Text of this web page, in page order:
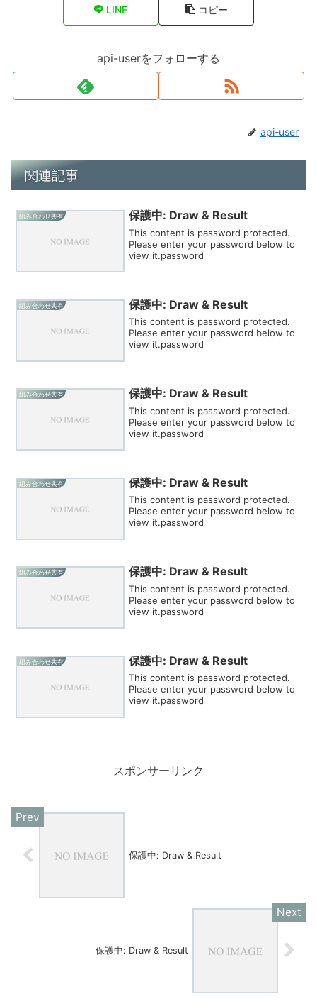
LINE コピー
api-userをフォローする
api-user
関連記事
組み合わせ共有 保護中: Draw & Result
This content is password protected.
Please enter your password below to
view it.password
組み合わせ共有 保護中: Draw & Result
This content is password protected.
Please enter your password below to
view it.password
組み合わせ共有 保護中: Draw & Result
This content is password protected.
Please enter your password below to
view it.password
組み合わせ共有 保護中: Draw & Result
This content is password protected.
Please enter your password below to
view it.password
組み合わせ共有 保護中: Draw & Result
This content is password protected.
Please enter your password below to
view it.password
組み合わせ共有 保護中: Draw & Result
This content is password protected.
Please enter your password below to
view it.password
スポンサーリンク
保護中: Draw & Result
保護中: Draw & Result